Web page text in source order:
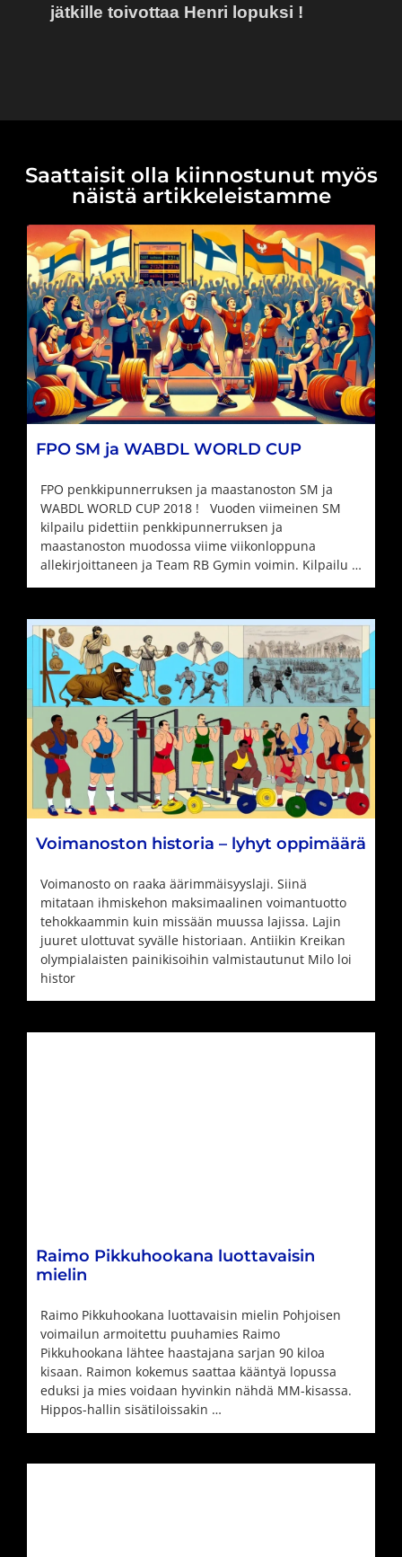
jätkille toivottaa Henri lopuksi !
Saattaisit olla kiinnostunut myös
näistä artikkeleistamme
FPO SM ja WABDL WORLD CUP
FPO penkkipunnerruksen ja maastanoston SM ja
WABDL WORLD CUP 2018 ! Vuoden viimeinen SM
kilpailu pidettiin penkkipunnerruksen ja
maastanoston muodossa viime viikonloppuna
allekirjoittaneen ja Team RB Gymin voimin. Kilpailu …
Voimanoston historia – lyhyt oppimäärä
Voimanosto on raaka äärimmäisyyslaji. Siinä
mitataan ihmiskehon maksimaalinen voimantuotto
tehokkaammin kuin missään muussa lajissa. Lajin
juuret ulottuvat syvälle historiaan. Antiikin Kreikan
olympialaisten painikisoihin valmistautunut Milo loi
histor
Raimo Pikkuhookana luottavaisin
mielin
Raimo Pikkuhookana luottavaisin mielin Pohjoisen
voimailun armoitettu puuhamies Raimo
Pikkuhookana lähtee haastajana sarjan 90 kiloa
kisaan. Raimon kokemus saattaa kääntyä lopussa
eduksi ja mies voidaan hyvinkin nähdä MM-kisassa.
Hippos-hallin sisätiloissakin …